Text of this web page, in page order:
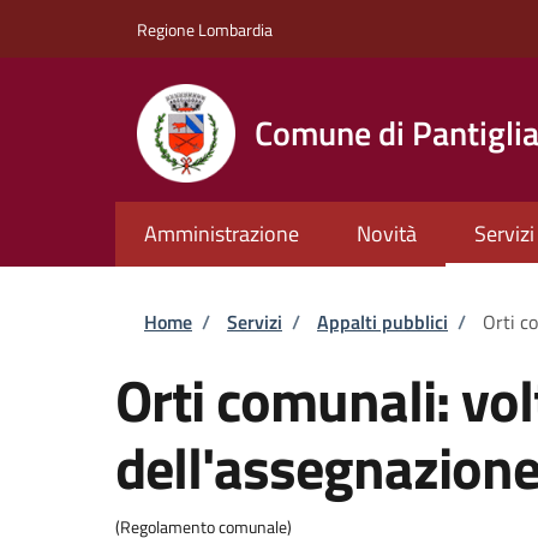
Regione Lombardia
Comune di
Amministrazione Novità Servizi
Briciole di pane
Home / Servizi / Appalti pubblici / Orti
Orti comunali:
(Regolamento comunale)